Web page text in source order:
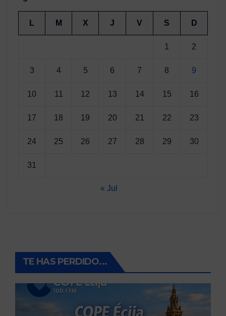
L M X J V S D
1 2
3 4 5 6 7 8 9
10 11 12 13 14 15 16
17 18 19 20 21 22 23
24 25 26 27 28 29 30
31
« Jul
TE HAS PERDIDO...